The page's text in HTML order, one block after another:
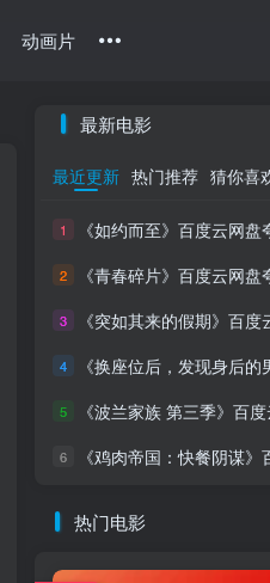
动画片
最新电影
最近更新 热门推荐 猜你喜
1 《如约而至》百度云网盘夸克下载.
2 《青春碎片》百度云网盘夸克下载.
3 《突如其来的假期》百度云网盘夸克
4 《换座位后，发现身后的男生好像喜欢我》百度云网盘
5 《波兰家族 第三季》百度云网盘夸克下
6 《鸡肉帝国：快餐阴谋》百度云网盘夸克下
热门电影